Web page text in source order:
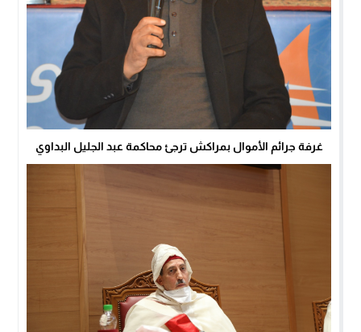
غرفة جرائم الأموال بمراكش ترجئ محاكمة عبد الجليل البداوي